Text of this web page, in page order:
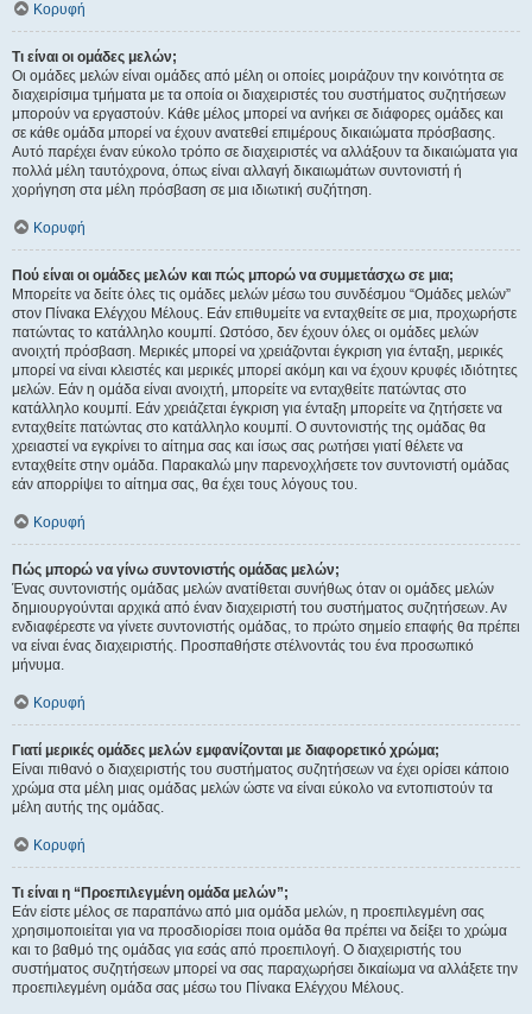
Κορυφή
Τι είναι οι ομάδες μελών;
Οι ομάδες μελών είναι ομάδες από μέλη οι οποίες μοιράζουν την κοινότητα σε
διαχειρίσιμα τμήματα με τα οποία οι διαχειριστές του συστήματος συζητήσεων
μπορούν να εργαστούν. Κάθε μέλος μπορεί να ανήκει σε διάφορες ομάδες και
σε κάθε ομάδα μπορεί να έχουν ανατεθεί επιμέρους δικαιώματα πρόσβασης.
Αυτό παρέχει έναν εύκολο τρόπο σε διαχειριστές να αλλάξουν τα δικαιώματα για
πολλά μέλη ταυτόχρονα, όπως είναι αλλαγή δικαιωμάτων συντονιστή ή
χορήγηση στα μέλη πρόσβαση σε μια ιδιωτική συζήτηση.
Κορυφή
Πού είναι οι ομάδες μελών και πώς μπορώ να συμμετάσχω σε μια;
Μπορείτε να δείτε όλες τις ομάδες μελών μέσω του συνδέσμου “Ομάδες μελών”
στον Πίνακα Ελέγχου Μέλους. Εάν επιθυμείτε να ενταχθείτε σε μια, προχωρήστε
πατώντας το κατάλληλο κουμπί. Ωστόσο, δεν έχουν όλες οι ομάδες μελών
ανοιχτή πρόσβαση. Μερικές μπορεί να χρειάζονται έγκριση για ένταξη, μερικές
μπορεί να είναι κλειστές και μερικές μπορεί ακόμη και να έχουν κρυφές ιδιότητες
μελών. Εάν η ομάδα είναι ανοιχτή, μπορείτε να ενταχθείτε πατώντας στο
κατάλληλο κουμπί. Εάν χρειάζεται έγκριση για ένταξη μπορείτε να ζητήσετε να
ενταχθείτε πατώντας στο κατάλληλο κουμπί. Ο συντονιστής της ομάδας θα
χρειαστεί να εγκρίνει το αίτημα σας και ίσως σας ρωτήσει γιατί θέλετε να
ενταχθείτε στην ομάδα. Παρακαλώ μην παρενοχλήσετε τον συντονιστή ομάδας
εάν απορρίψει το αίτημα σας, θα έχει τους λόγους του.
Κορυφή
Πώς μπορώ να γίνω συντονιστής ομάδας μελών;
Ένας συντονιστής ομάδας μελών ανατίθεται συνήθως όταν οι ομάδες μελών
δημιουργούνται αρχικά από έναν διαχειριστή του συστήματος συζητήσεων. Αν
ενδιαφέρεστε να γίνετε συντονιστής ομάδας, το πρώτο σημείο επαφής θα πρέπει
να είναι ένας διαχειριστής. Προσπαθήστε στέλνοντάς του ένα προσωπικό
μήνυμα.
Κορυφή
Γιατί μερικές ομάδες μελών εμφανίζονται με διαφορετικό χρώμα;
Είναι πιθανό ο διαχειριστής του συστήματος συζητήσεων να έχει ορίσει κάποιο
χρώμα στα μέλη μιας ομάδας μελών ώστε να είναι εύκολο να εντοπιστούν τα
μέλη αυτής της ομάδας.
Κορυφή
Τι είναι η “Προεπιλεγμένη ομάδα μελών”;
Εάν είστε μέλος σε παραπάνω από μια ομάδα μελών, η προεπιλεγμένη σας
χρησιμοποιείται για να προσδιορίσει ποια ομάδα θα πρέπει να δείξει το χρώμα
και το βαθμό της ομάδας για εσάς από προεπιλογή. Ο διαχειριστής του
συστήματος συζητήσεων μπορεί να σας παραχωρήσει δικαίωμα να αλλάξετε την
προεπιλεγμένη ομάδα σας μέσω του Πίνακα Ελέγχου Μέλους.